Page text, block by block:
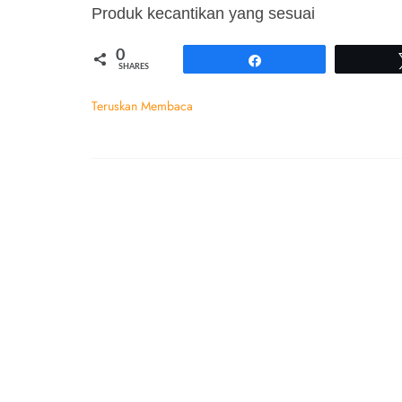
Produk kecantikan yang sesuai
0
SHARES
Teruskan Membaca